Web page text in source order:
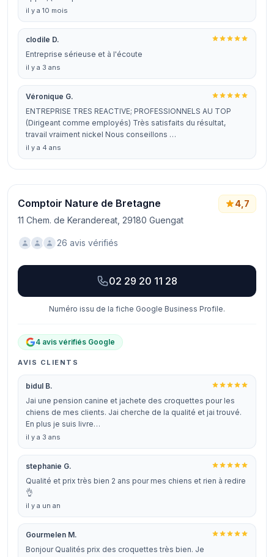
il y a 10 mois
clodile D.
Entreprise sérieuse et à l'écoute
il y a 3 ans
Véronique G.
ENTREPRISE TRES REACTIVE; PROFESSIONNELS AU TOP
(Dirigeant comme employés) Très satisfaits du résultat,
travail vraiment nickel Nous conseillons …
il y a 4 ans
Comptoir Nature de Bretagne
11 Chem. de Kerandereat, 29180 Guengat
4,7
26 avis vérifiés
02 29 20 11 28
Numéro issu de la fiche Google Business Profile.
4 avis vérifiés Google
AVIS CLIENTS
bidul B.
Jai une pension canine et jachete des croquettes pour les
chiens de mes clients. Jai cherche de la qualité et jai trouvé.
En plus je suis livre…
il y a 3 ans
stephanie G.
Qualité et prix très bien 2 ans pour mes chiens et rien à redire
👌
il y a un an
Gourmelen M.
Bonjour Qualités prix des croquettes très bien. Je